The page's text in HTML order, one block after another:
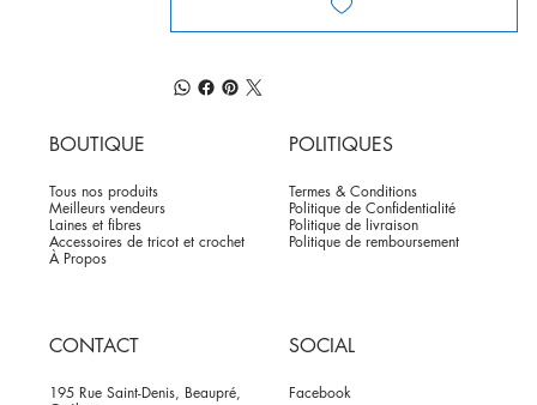
BOUTIQUE
Tous nos produits
Meilleurs vendeurs
Laines et fibres
Accessoires de tricot et crochet
À Propos
POLITIQUES
Termes & Conditions
Politique de Confidentialité
Politique de livraison
Politique de remboursement
CONTACT
195 Rue Saint-Denis, Beaupré,
SOCIAL
Facebook